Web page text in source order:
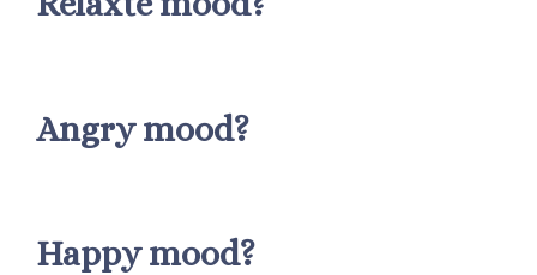
Angry mood?
Happy mood?